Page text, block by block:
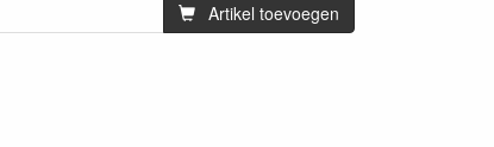
Artikel toevoegen